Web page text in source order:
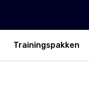
Trainingspakken